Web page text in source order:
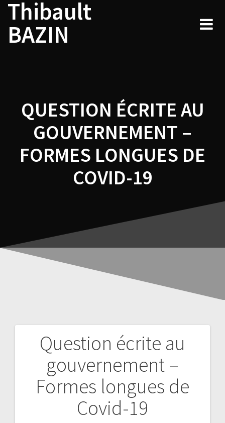
Skip
content
Thibault
BAZIN
QUESTION ÉCRITE AU
GOUVERNEMENT –
FORMES LONGUES DE
COVID-19
Question écrite au
gouvernement –
Formes longues de
Covid-19
Navigation
de